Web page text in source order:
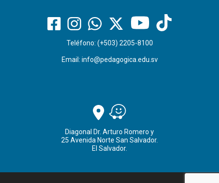
Teléfono: (+503) 2205-8100
Email: info@pedagogica.edu.sv
Diagonal Dr. Arturo Romero y
25 Avenida Norte San Salvador.
El Salvador.